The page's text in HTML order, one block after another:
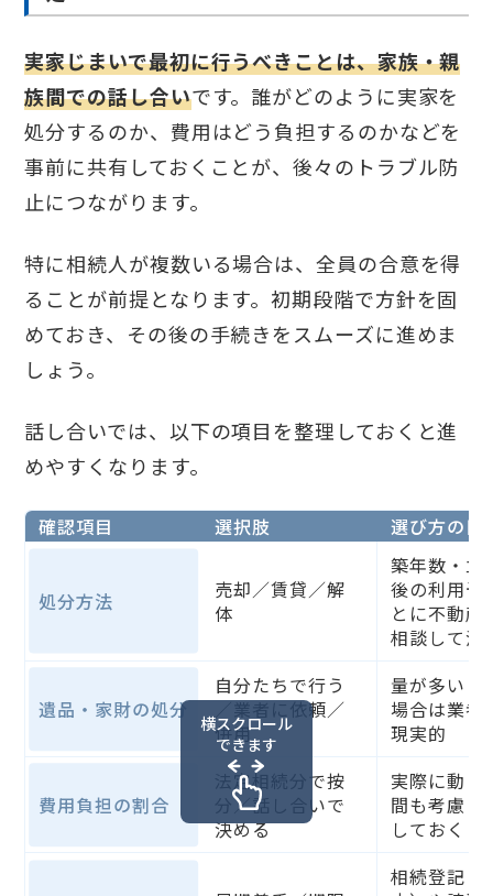
実家じまいで最初に行うべきことは、家族・親
族間での話し合いです。誰がどのように実家を
処分するのか、費用はどう負担するのかなどを
事前に共有しておくことが、後々のトラブル防
止につながります。
特に相続人が複数いる場合は、全員の合意を得
ることが前提となります。初期段階で方針を固
めておき、その後の手続きをスムーズに進めま
しょう。
話し合いでは、以下の項目を整理しておくと進
めやすくなります。
確認項目 選択肢 選び方の目
処分方法
売却／賃貸／解
体
築年数・立
後の利用予
とに不動産
相談して決
遺品・家財の処分
自分たちで行う
／業者に依頼／
併用
量が多い・
場合は業者
現実的
費用負担の割合
法定相続分で按
分／話し合いで
決める
実際に動く
間も考慮し
しておく
相続登記（
横スクロール
できます